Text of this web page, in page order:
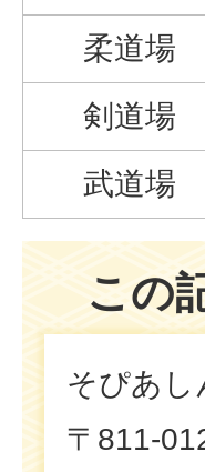
柔道場
剣道場
武道場
この
そぴあし
〒811-